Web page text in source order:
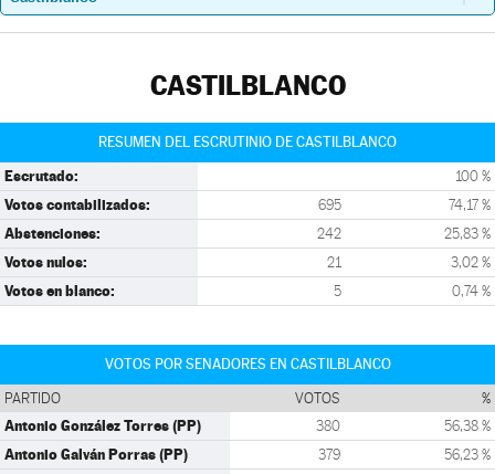
CASTILBLANCO
RESUMEN DEL ESCRUTINIO DE CASTILBLANCO
Escrutado: 100 %
Votos contabilizados: 695 74,17 %
Abstenciones: 242 25,83 %
Votos nulos: 21 3,02 %
Votos en blanco: 5 0,74 %
VOTOS POR SENADORES EN CASTILBLANCO
PARTIDO VOTOS %
Antonio González Torres (PP) 380 56,38 %
Antonio Galván Porras (PP) 379 56,23 %